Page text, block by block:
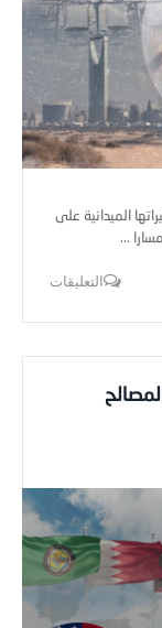
الميدانية على
...
التعليقات